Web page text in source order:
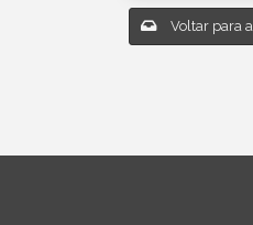
Voltar para